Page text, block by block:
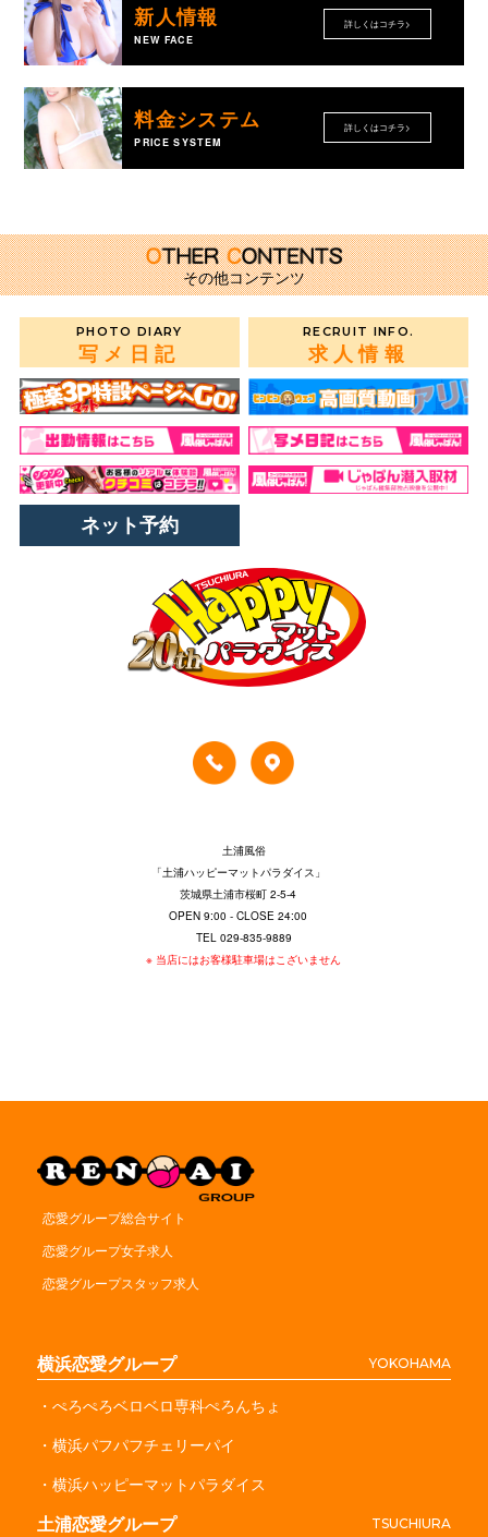
新人情報
NEW FACE
詳しくはコチラ>
料金システム
PRICE SYSTEM
詳しくはコチラ>
その他コンテンツ
PHOTO DIARY
写メ日記
RECRUIT INFO.
求人情報
ネット予約
土浦風俗
「土浦ハッピーマットパラダイス」
茨城県土浦市桜町 2-5-4
OPEN 9:00 - CLOSE 24:00
TEL 029-835-9889
※ 当店にはお客様駐車場はこざいません
恋愛グループ総合サイト
恋愛グループ女子求人
恋愛グループスタッフ求人
横浜恋愛グループ YOKOHAMA
・ぺろぺろベロベロ専科ぺろんちょ
・横浜パフパフチェリーパイ
・横浜ハッピーマットパラダイス
土浦恋愛グループ TSUCHIURA